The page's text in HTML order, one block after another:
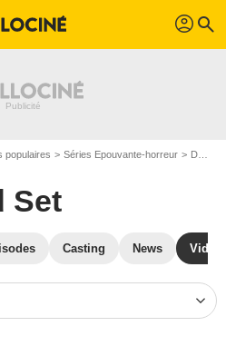
profil search
populaires Séries Epouvante-horreur Dead Set
Set
Casting News